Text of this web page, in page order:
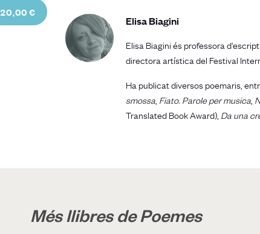
20,00 €
Elisa Biagini
Elisa Biagini és professora
directora artística del Festival
Ha publicat diversos poemaris,
smossa Fiato. Parole per musica
Translated Book Award), Da una
Més llibres de Poemes